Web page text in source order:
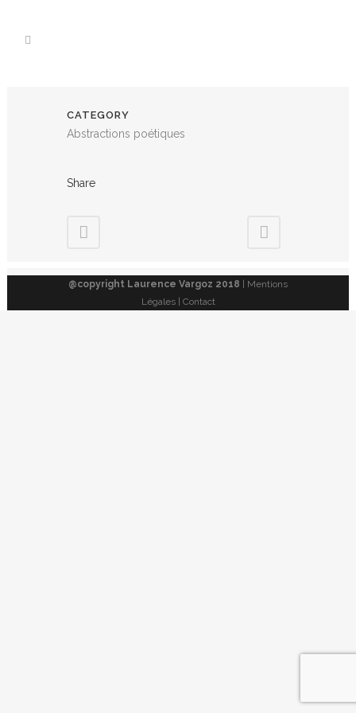
CATEGORY
Abstractions poétiques
Share
@copyright Laurence Vargoz 2018 | Mentions
Légales | Contact